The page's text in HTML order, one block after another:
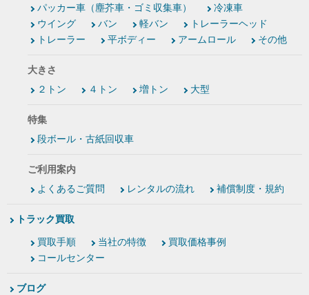
パッカー車（塵芥車・ゴミ収集車）
冷凍車
ウイング
バン 軽バン
トレーラーヘッド
トレーラー
平ボディー アームロール その他
大きさ
２トン
４トン 増トン 大型
特集
段ボール・古紙回収車
ご利用案内
よくあるご質問
レンタルの流れ 補償制度・規約
トラック買取
買取手順 当社の特徴
買取価格事例
コールセンター
ブログ